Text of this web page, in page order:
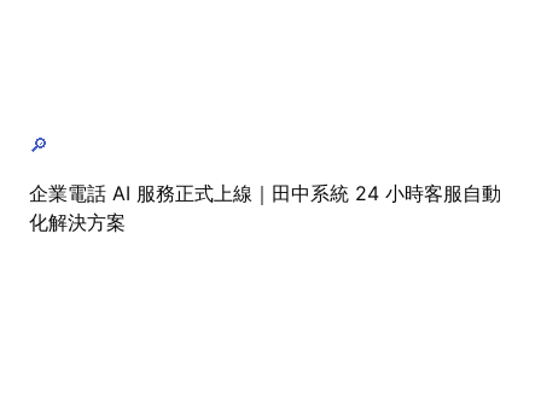
🔎
企業電話 AI 服務正式上線｜田中系統 24 小時客服自動
化解決方案